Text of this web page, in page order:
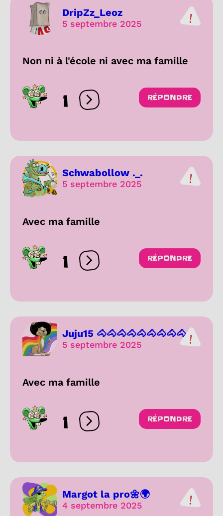
DripZz_Leoz
5 septembre 2025
Non ni à l'école ni avec ma famille
1 Ouvrir les réactions
RÉPONDRE
Schwabollow ._.
5 septembre 2025
Avec ma famille
1 Ouvrir les réactions
RÉPONDRE
Juju15 🐴🐴🐴🐴🐴🐴🐴🐴🐴...
5 septembre 2025
Avec ma famille
1 Ouvrir les réactions
RÉPONDRE
Margot la pro🌼🌍
4 septembre 2025